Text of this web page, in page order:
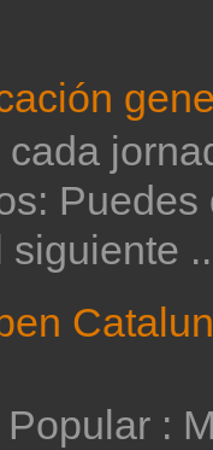
cada
siguiente
: